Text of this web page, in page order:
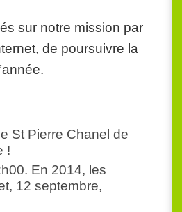
sur notre mission par
de poursuivre la
St Pierre Chanel de
!
En 2014, les
12 septembre,